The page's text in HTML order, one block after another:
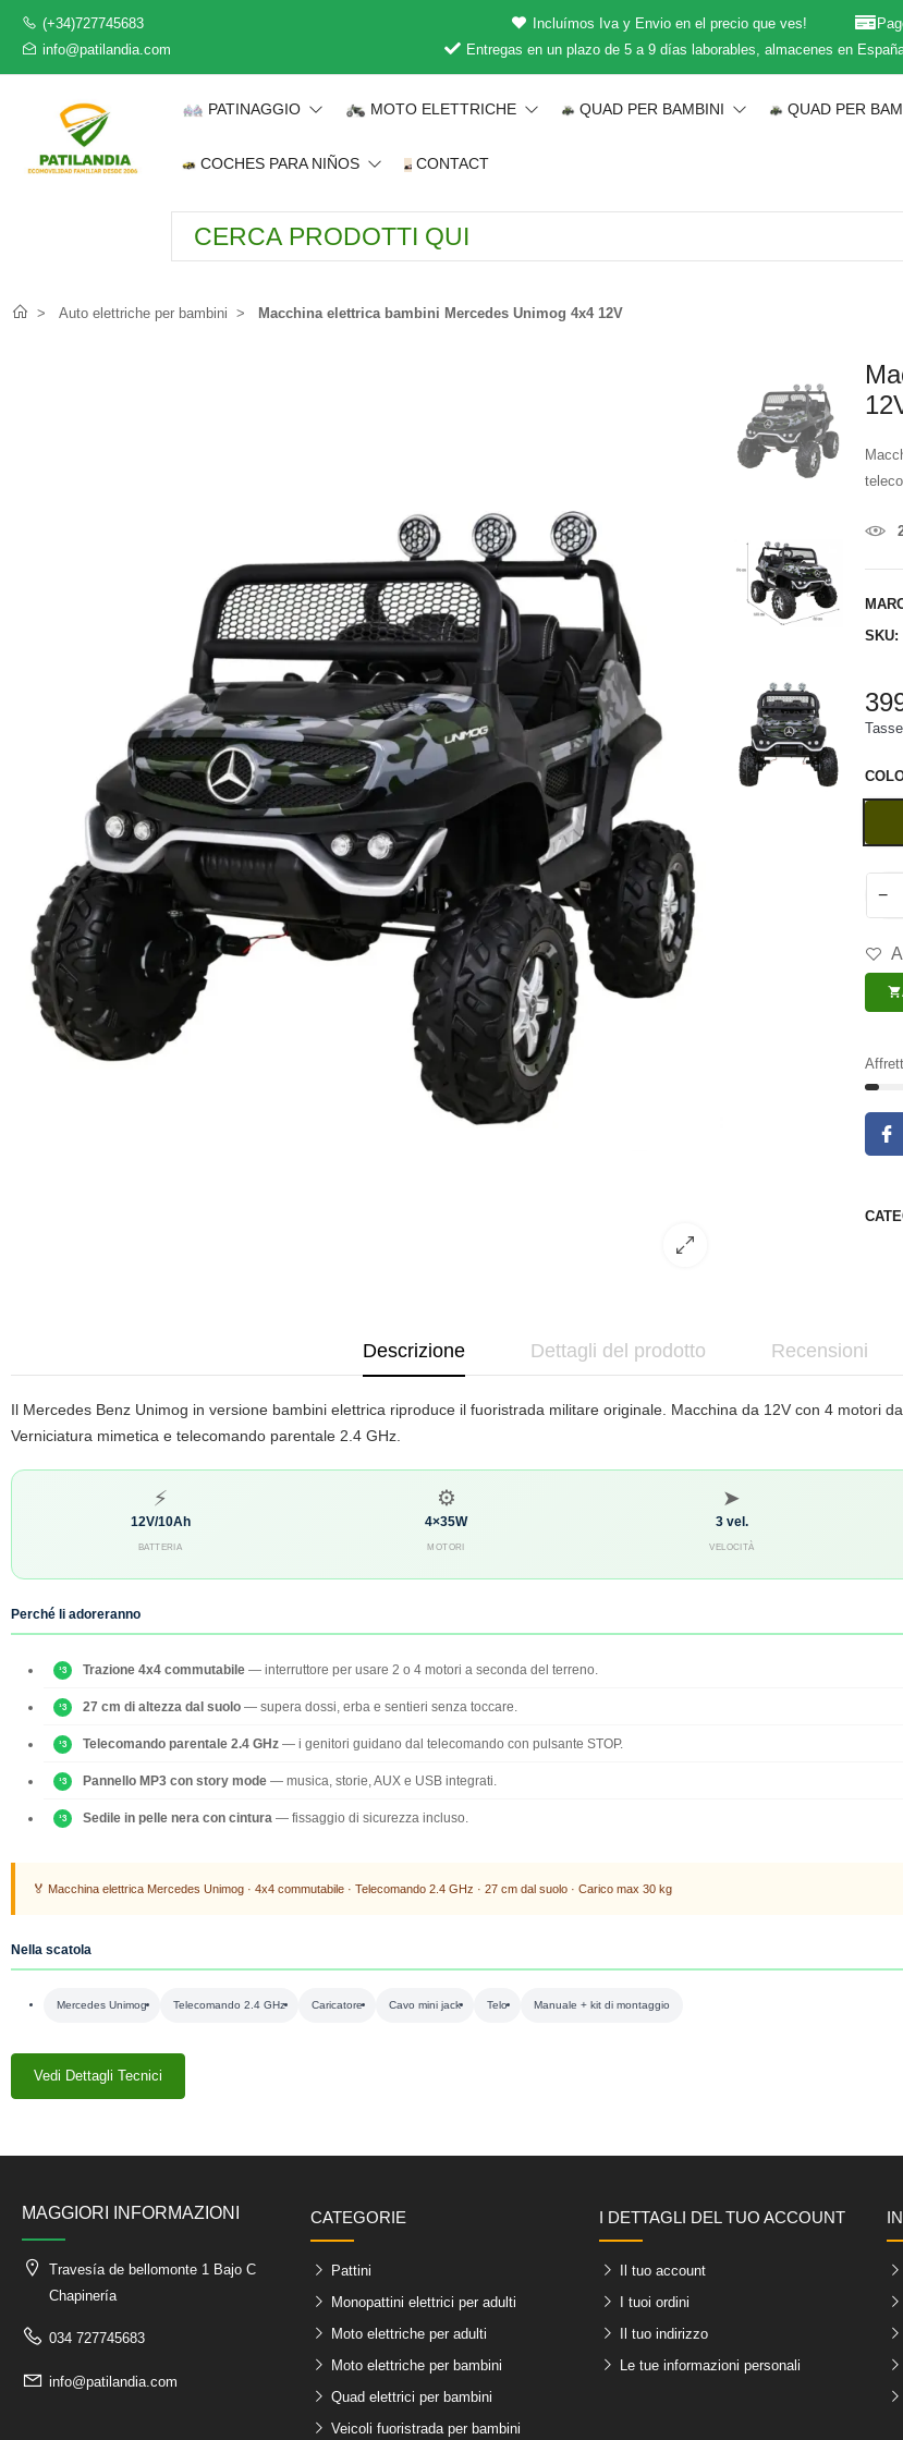
(+34)727745683
info@patilandia.com
Incluímos Iva y Envio en el precio que ves!
Entregas en un plazo de 5 a 9 días laborables, almacenes en
PATINAGGIO MOTO ELETTRICHE QUAD PER BAMBINI QUAD PER
COCHES PARA NIÑOS CONTACT
Auto elettriche per bambini Macchina elettrica bambini Mercedes Unimog 4x4 12V
SKU:
−
shopping_cart
Descrizione Dettagli del prodotto Recensioni
Il Mercedes Benz Unimog in versione bambini elettrica riproduce il fuoristrada militare originale. Macchina da 12V con 4 motori
Verniciatura mimetica e telecomando parentale 2.4 GHz.
⚡
12V/10Ah
BATTERIA
⚙
4×35W
MOTORI
➤
3 vel.
VELOCITÀ
Perché li adoreranno
Trazione 4x4 commutabile — interruttore per usare 2 o 4 motori a seconda del terreno.
27 cm di altezza dal suolo — supera dossi, erba e sentieri senza toccare.
Telecomando parentale 2.4 GHz — i genitori guidano dal telecomando con pulsante STOP.
Pannello MP3 con story mode — musica, storie, AUX e USB integrati.
Sedile in pelle nera con cintura — fissaggio di sicurezza incluso.
🏅 Macchina elettrica Mercedes Unimog · 4x4 commutabile · Telecomando 2.4 GHz · 27 cm dal suolo · Carico max 30 kg
Nella scatola
Mercedes Unimog Telecomando 2.4 GHz Caricatore Cavo mini jack Telo Manuale + kit di montaggio
Vedi Dettagli Tecnici
MAGGIORI INFORMAZIONI
Travesía de bellomonte 1 Bajo C
Chapinería
034 727745683
info@patilandia.com
CATEGORIE
Pattini
Monopattini elettrici per adulti
Moto elettriche per adulti
Moto elettriche per bambini
Quad elettrici per bambini
Veicoli fuoristrada per bambini
I DETTAGLI DEL TUO ACCOUNT
Il tuo account
I tuoi ordini
Il tuo indirizzo
Le tue informazioni personali